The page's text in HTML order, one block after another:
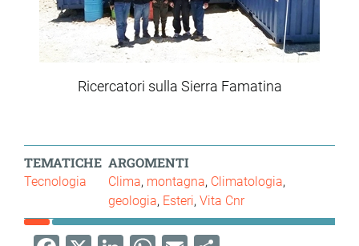
Ricercatori sulla Sierra Famatina
TEMATICHE
Tecnologia
ARGOMENTI
Clima montagna Climatologia
geologia Esteri Vita Cnr